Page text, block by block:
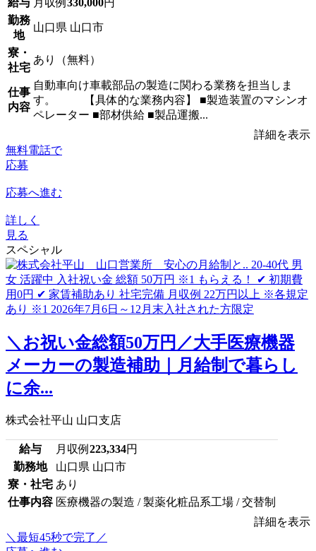
給与 月収例 330,000円
勤務
地
山口県 山口市
寮・
社宅
あり（無料）
仕事
内容
自動車向け車載部品の製造に関わる業務を担当しま
す。 【具体的な業務内容】 ■製造装置のマシンオ
ペレーター ■部材供給 ■製品運搬...
詳細を表示
無料電話で
応募
応募へ進む
詳しく
見る
スペシャル
＼お祝い金総額50万円／大手医療機器
メーカーの製造補助｜月給制で暮らし
に余...
株式会社平山 山口支店
給与 月収例 223,334円
勤務地
山口県 山口市
寮・社宅 あり
仕事内容 医療機器の製造 / 製薬化粧品系工場 / 交替制
詳細を表示
＼最短45秒で完了／